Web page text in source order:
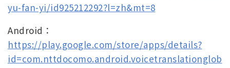
yu-fan-yi/id925212292?l=zh&mt=8
Android：
https://play.google.com/store/apps/details?
id=com.nttdocomo.android.voicetranslationglob